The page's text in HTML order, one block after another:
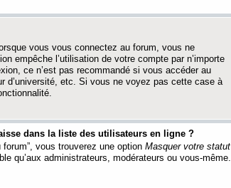
vous vous connectez au forum, vous ne
empêche l’utilisation de votre compte par n’importe
ce n’est pas recommandé si vous accéder au
d’université, etc. Si vous ne voyez pas cette case à
dans la liste des utilisateurs en ligne ?
vous trouverez une option Masquer votre statut
qu’aux administrateurs, modérateurs ou vous-même.